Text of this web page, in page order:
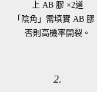
上 AB 膠 ×2道
「陰角」需填實 AB 膠
否則高機率開裂。
2.